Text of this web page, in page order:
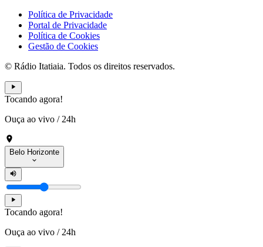
Política de Privacidade
Portal de Privacidade
Política de Cookies
Gestão de Cookies
© Rádio Itatiaia. Todos os direitos reservados.
Tocando agora!
Ouça ao vivo / 24h
Belo Horizonte
Tocando agora!
Ouça ao vivo / 24h